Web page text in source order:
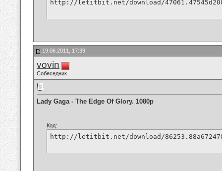
http://letitbit.net/download/
19.06.2011, 17:39
vovin
Собеседник
Lady Gaga - The Edge Of Glory. 1080p
Код:
http://letitbit.net/download/